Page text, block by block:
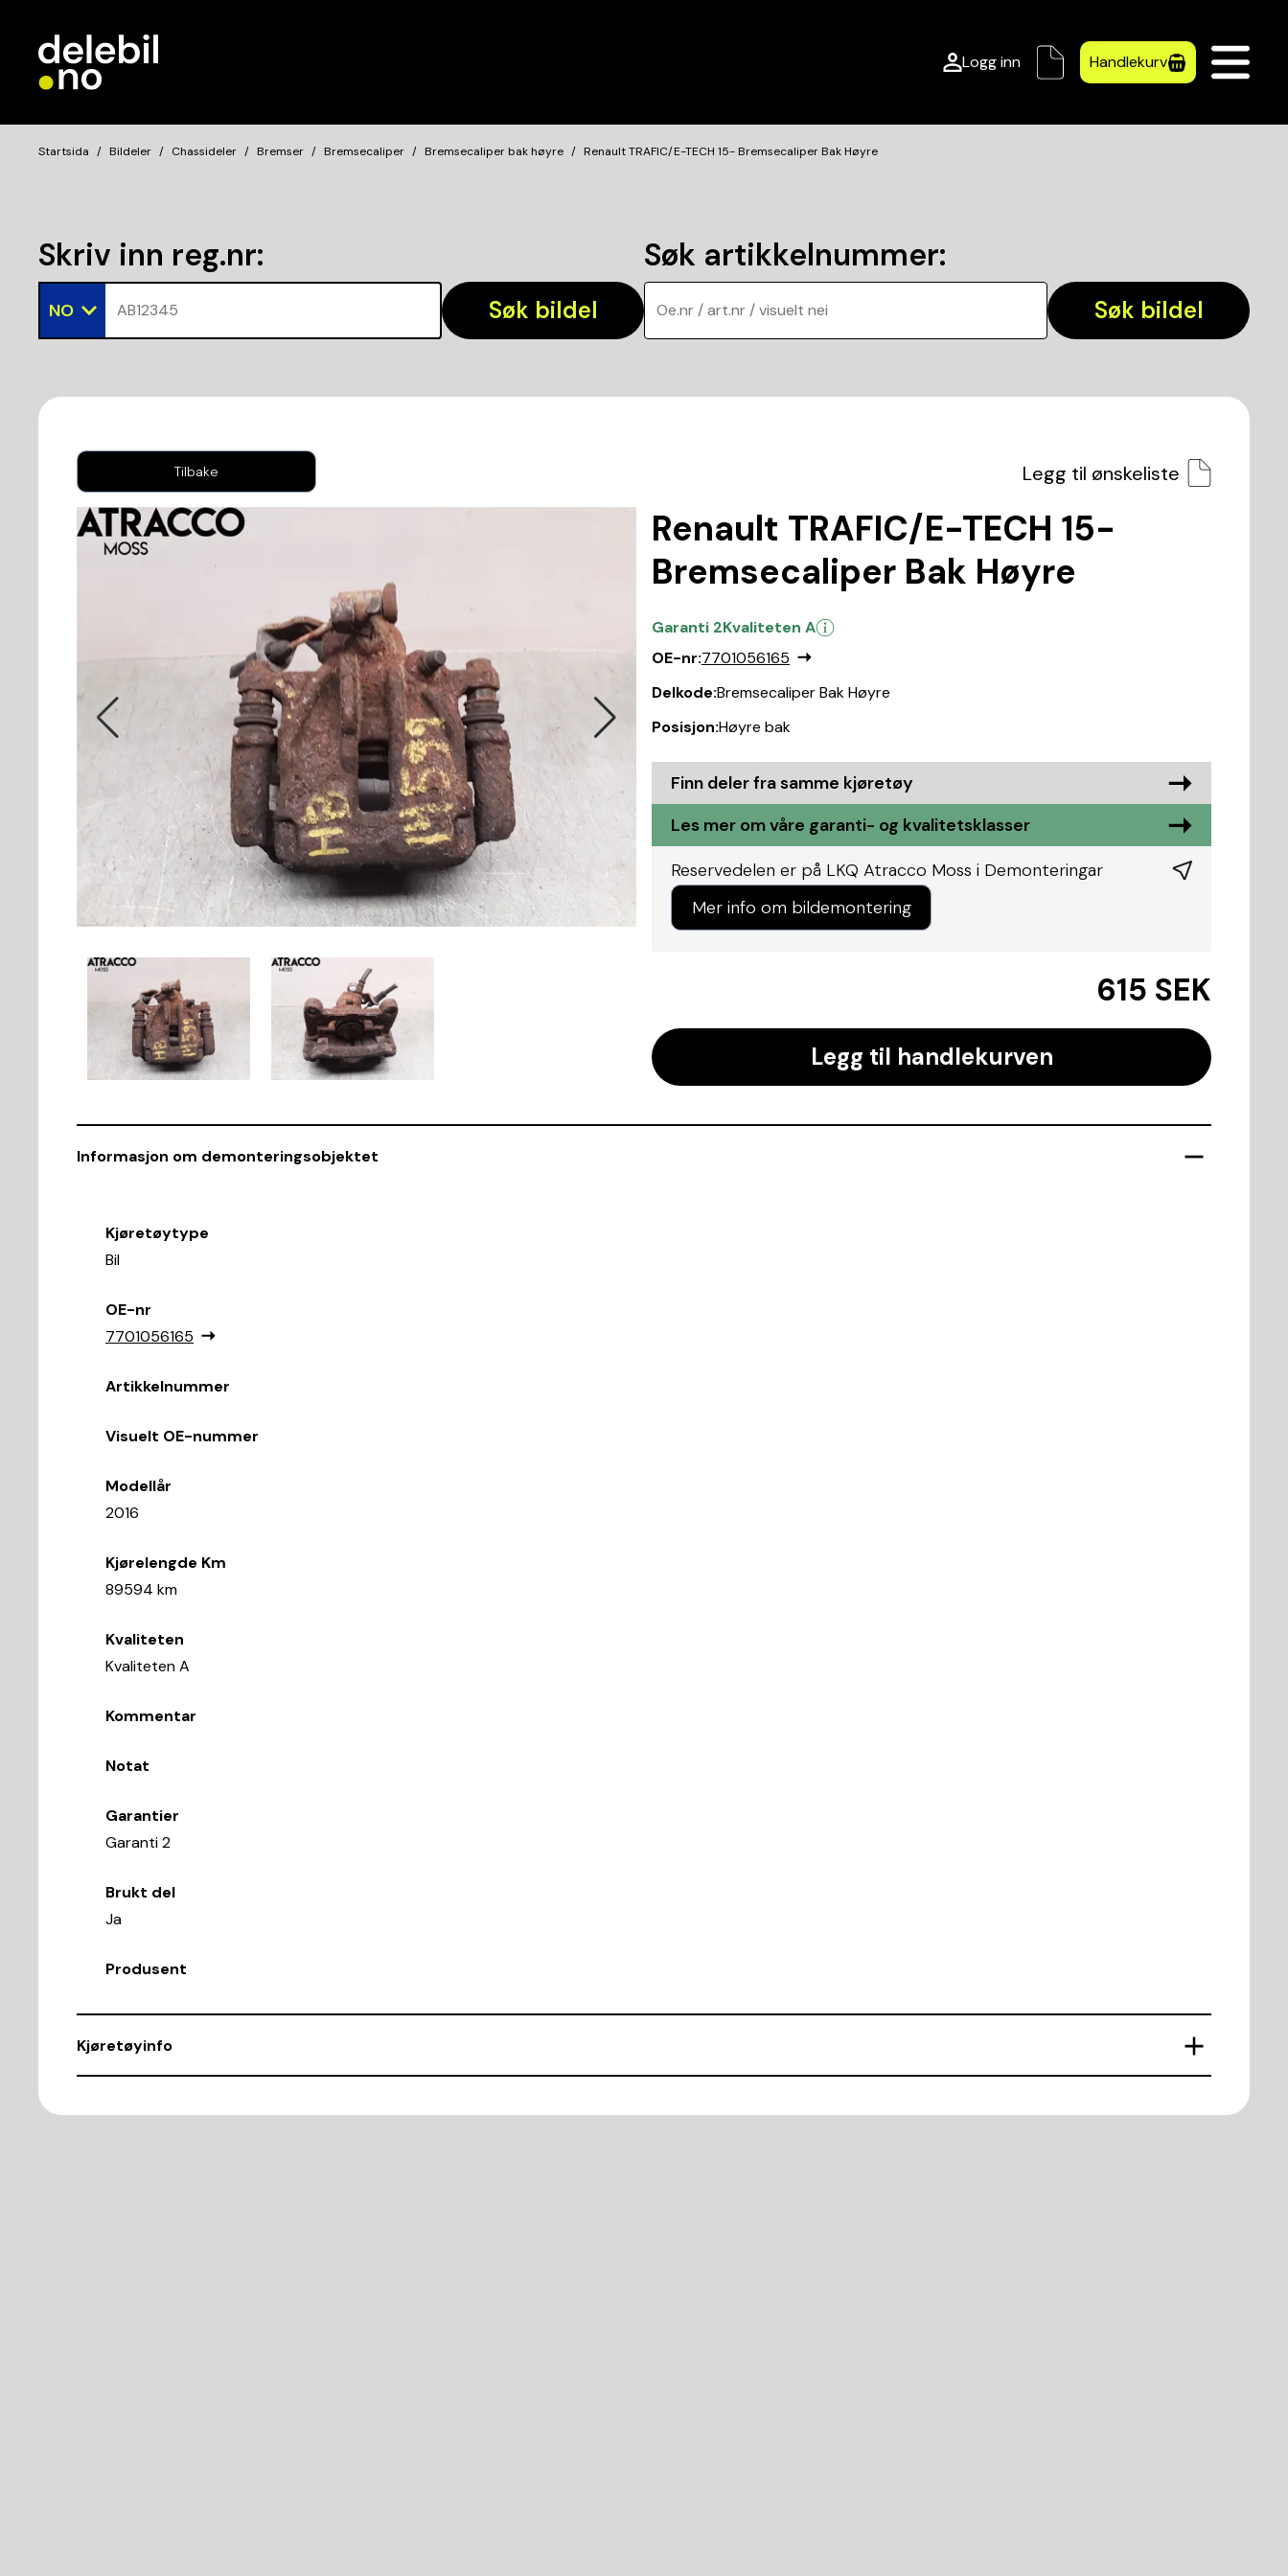
Logg inn Handlekurv
Startsida Bildeler Chassideler Bremser Bremsecaliper Bremsecaliper bak høyre Renault TRAFIC/E-TECH 15- Bremsecaliper Bak Høyre
Skriv inn reg.nr:
NO AB12345 Søk bildel
Søk artikkelnummer:
Oe.nr / art.nr / visuelt nei Søk bildel
Tilbake Legg til ønskeliste
Renault TRAFIC/E-TECH 15-
Bremsecaliper Bak Høyre
Garanti 2Kvaliteten A
OE-nr:7701056165
Delkode:Bremsecaliper Bak Høyre
Posisjon:Høyre bak
Finn deler fra samme kjøretøy
Les mer om våre garanti- og kvalitetsklasser
Reservedelen er på LKQ Atracco Moss i Demonteringar
Mer info om bildemontering
615 SEK
Legg til handlekurven
Informasjon om demonteringsobjektet
Kjøretøytype
Bil
OE-nr
7701056165
Artikkelnummer
Visuelt OE-nummer
Modellår
2016
Kjørelengde Km
89594 km
Kvaliteten
Kvaliteten A
Kommentar
Notat
Garantier
Garanti 2
Brukt del
Ja
Produsent
Kjøretøyinfo
VF12FL11854608957